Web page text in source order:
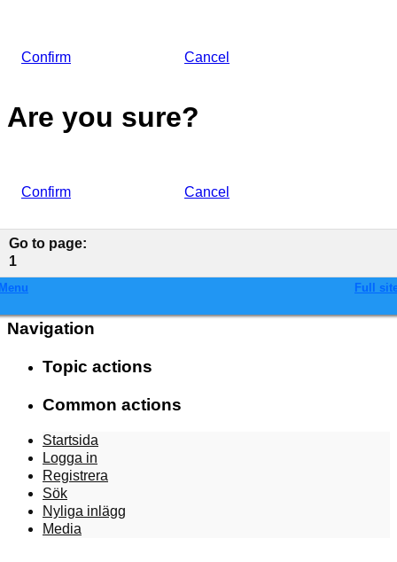
Confirm Cancel
Are you sure?
Confirm Cancel
Go to page:
1
Full
Navigation
Topic actions
Common actions
Startsida
Logga in
Registrera
Sök
Nyliga inlägg
Media